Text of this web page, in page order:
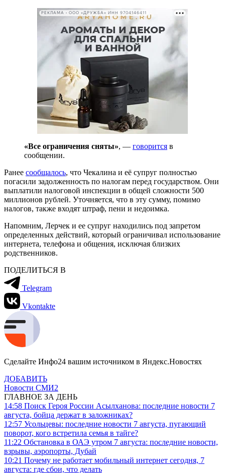
РЕКЛАМА • ООО «ДРУЖБА» ИНН 9704146411
«Все ограничения сняты», — говорится в
сообщении.
Ранее сообщалось, что Чекалина и её супруг полностью
погасили задолженность по налогам перед государством. Они
выплатили налоговой инспекции в общей сложности 500
миллионов рублей. Уточняется, что в эту сумму, помимо
налогов, также входят штраф, пени и недоимка.
Напомним, Лерчек и ее супруг находились под запретом
определенных действий, который ограничивал использование
интернета, телефона и общения, исключая близких
родственников.
ПОДЕЛИТЬСЯ В
Telegram
Vkontakte
Сделайте Инфо24 вашим источником в Яндекс.Новостях
ДОБАВИТЬ
Новости СМИ2
ГЛАВНОЕ ЗА ДЕНЬ
14:58 Поиск Героя России Асылханова: последние новости 7
августа, бойца держат в заложниках?
12:57 Усольцевы: последние новости 7 августа, пугающий
поворот, кого встретила семья в тайге?
11:22 Обстановка в ОАЭ утром 7 августа: последние новости,
взрывы, аэропорты, Дубай
10:21 Почему не работает мобильный интернет сегодня, 7
августа: где сбои, что делать